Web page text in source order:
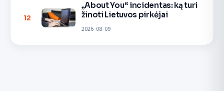
12
„About You“ incidentas: ką turi
žinoti Lietuvos pirkėjai
2026-08-09